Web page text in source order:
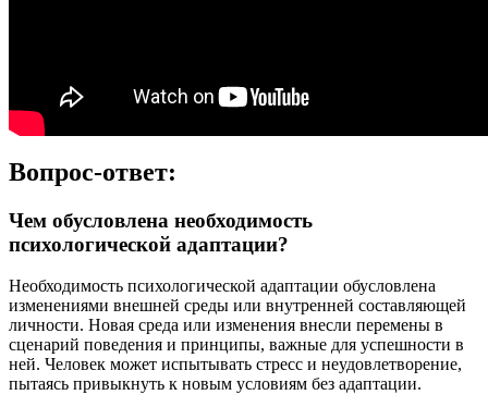
Вопрос-ответ:
Чем обусловлена необходимость
психологической адаптации?
Необходимость психологической адаптации обусловлена
изменениями внешней среды или внутренней составляющей
личности. Новая среда или изменения внесли перемены в
сценарий поведения и принципы, важные для успешности в
ней. Человек может испытывать стресс и неудовлетворение,
пытаясь привыкнуть к новым условиям без адаптации.